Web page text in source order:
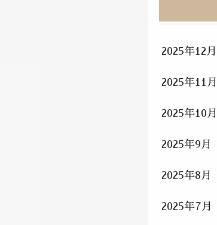
2025年12月
2025年11月
2025年10月
2025年9月
2025年8月
2025年7月